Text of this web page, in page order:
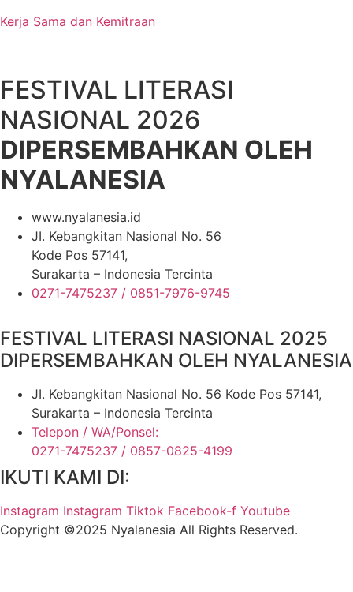
Kerja Sama dan Kemitraan
FESTIVAL LITERASI
NASIONAL 2026
DIPERSEMBAHKAN OLEH
NYALANESIA
www.nyalanesia.id
JI. Kebangkitan Nasional No. 56
Kode Pos 57141,
Surakarta – Indonesia Tercinta
0271-7475237 / 0851-7976-9745
FESTIVAL LITERASI NASIONAL 2025
DIPERSEMBAHKAN OLEH NYALANESIA
JI. Kebangkitan Nasional No. 56 Kode Pos 57141,
Surakarta – Indonesia Tercinta
Telepon / WA/Ponsel:
0271-7475237 / 0857-0825-4199
IKUTI KAMI DI:
Instagram Instagram Tiktok Facebook-f Youtube
Copyright ©2025 Nyalanesia All Rights Reserved.